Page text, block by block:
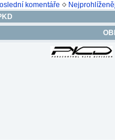
komentáře